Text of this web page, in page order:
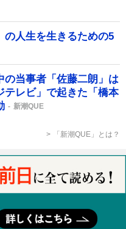
の人生を生きるための5
の当事者「佐藤二朗」は
レビ」で起きた「橋本
新潮QUE
「新潮QUE」とは？